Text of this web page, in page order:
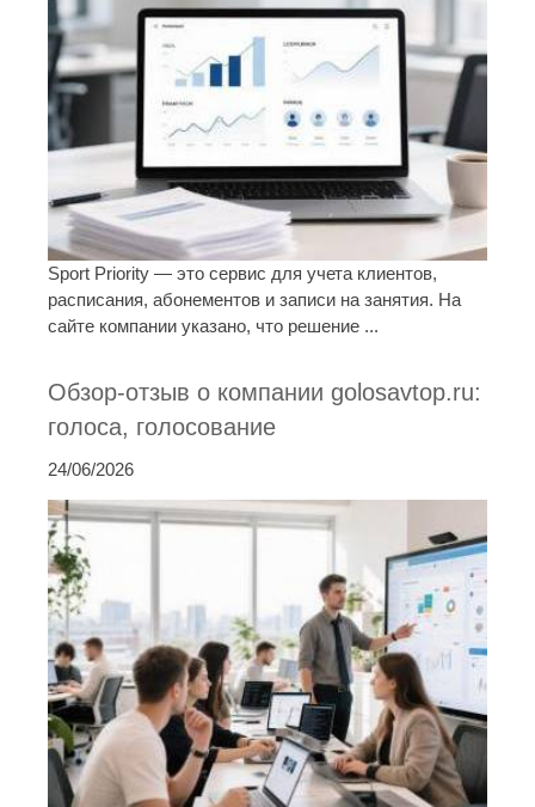
Sport Priority — это сервис для учета клиентов,
расписания, абонементов и записи на занятия. На
сайте компании указано, что решение ...
Обзор-отзыв о компании golosavtop.ru:
голоса, голосование
24/06/2026